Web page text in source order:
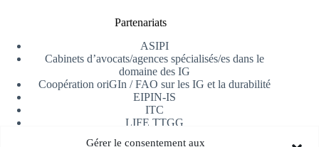
Gérer le consentement aux
Partenariats
ASIPI
Cabinets d’avocats/agences spécialisés/es dans le
domaine des IG
Coopération oriGIn / FAO sur les IG et la durabilité
EIPIN-IS
ITC
LIFE TTGG